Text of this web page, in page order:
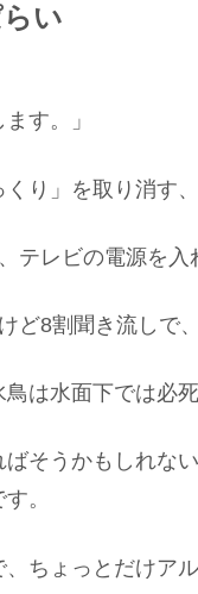
い
す。」
くり」を取り消す
テレビの電源を
ど8割聞き流しで
は水面下では必
そうかもしれな
。
ちょっとだけア